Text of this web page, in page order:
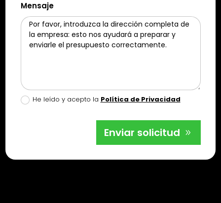
Mensaje
He leído y acepto la Política de Privacidad
Enviar solicitud